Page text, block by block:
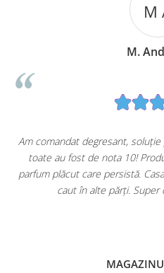
M
M.
Am comandat degresant,
toate au fost de nota 10!
parfum plăcut care persistă.
caut în alte părți.